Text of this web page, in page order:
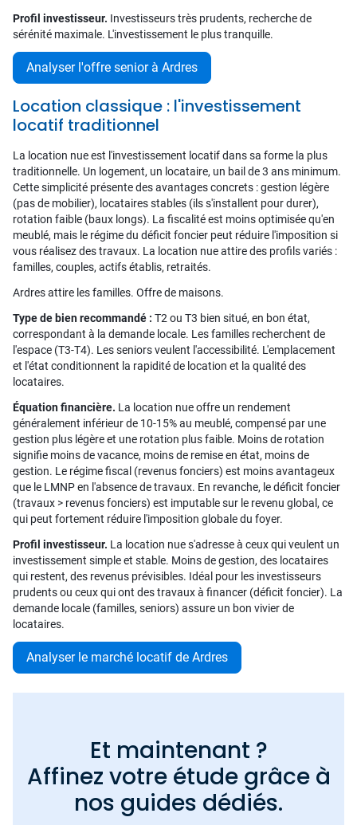
Profil investisseur. Investisseurs très prudents, recherche de
sérénité maximale. L'investissement le plus tranquille.
Analyser l'offre senior à Ardres
Location classique : l'investissement
locatif traditionnel
La location nue est l'investissement locatif dans sa forme la plus
traditionnelle. Un logement, un locataire, un bail de 3 ans minimum.
Cette simplicité présente des avantages concrets : gestion légère
(pas de mobilier), locataires stables (ils s'installent pour durer),
rotation faible (baux longs). La fiscalité est moins optimisée qu'en
meublé, mais le régime du déficit foncier peut réduire l'imposition si
vous réalisez des travaux. La location nue attire des profils variés :
familles, couples, actifs établis, retraités.
Ardres attire les familles. Offre de maisons.
Type de bien recommandé : T2 ou T3 bien situé, en bon état,
correspondant à la demande locale. Les familles recherchent de
l'espace (T3-T4). Les seniors veulent l'accessibilité. L'emplacement
et l'état conditionnent la rapidité de location et la qualité des
locataires.
Équation financière. La location nue offre un rendement
généralement inférieur de 10-15% au meublé, compensé par une
gestion plus légère et une rotation plus faible. Moins de rotation
signifie moins de vacance, moins de remise en état, moins de
gestion. Le régime fiscal (revenus fonciers) est moins avantageux
que le LMNP en l'absence de travaux. En revanche, le déficit foncier
(travaux > revenus fonciers) est imputable sur le revenu global, ce
qui peut fortement réduire l'imposition globale du foyer.
Profil investisseur. La location nue s'adresse à ceux qui veulent un
investissement simple et stable. Moins de gestion, des locataires
qui restent, des revenus prévisibles. Idéal pour les investisseurs
prudents ou ceux qui ont des travaux à financer (déficit foncier). La
demande locale (familles, seniors) assure un bon vivier de
locataires.
Analyser le marché locatif de Ardres
Et maintenant ?
Affinez votre étude grâce à
nos guides dédiés.